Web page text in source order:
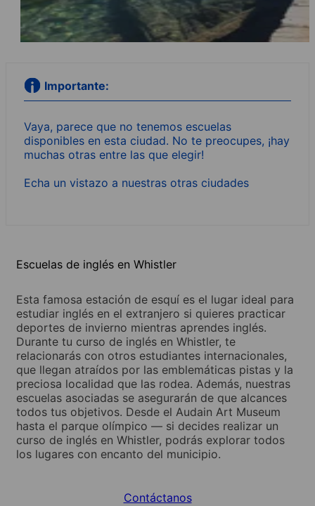
Importante:
Vaya, parece que no tenemos escuelas
disponibles en esta ciudad. No te preocupes, ¡hay
muchas otras entre las que elegir!
Echa un vistazo a nuestras otras ciudades
Escuelas de inglés en Whistler
Esta famosa estación de esquí es el lugar ideal para
estudiar inglés en el extranjero si quieres practicar
deportes de invierno mientras aprendes inglés.
Durante tu curso de inglés en Whistler, te
relacionarás con otros estudiantes internacionales,
que llegan atraídos por las emblemáticas pistas y la
preciosa localidad que las rodea. Además, nuestras
escuelas asociadas se asegurarán de que alcances
todos tus objetivos. Desde el Audain Art Museum
hasta el parque olímpico — si decides realizar un
curso de inglés en Whistler, podrás explorar todos
los lugares con encanto del municipio.
Contáctanos